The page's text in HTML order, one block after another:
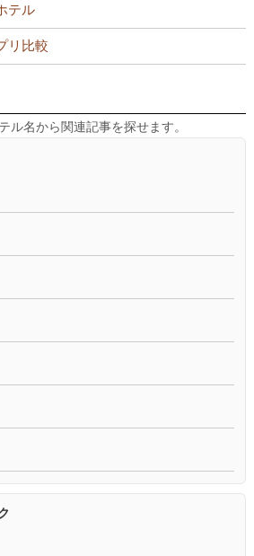
テル
リ比較
ル名から関連記事を探せます。